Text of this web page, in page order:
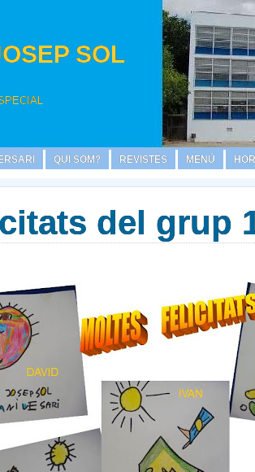
SOL
QUI SOM? REVISTES MENÚ
del grup